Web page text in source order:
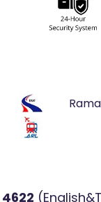
4622